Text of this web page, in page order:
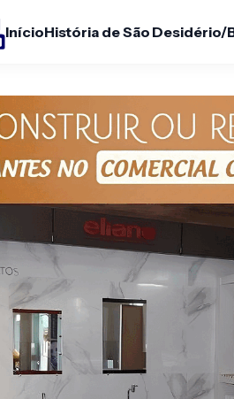
InícioHistória de São Desidério/